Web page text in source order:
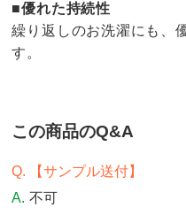
■優れた持続性
繰り返しのお洗濯にも、
す。
この商品のQ&A
【サンプル送付】
不可